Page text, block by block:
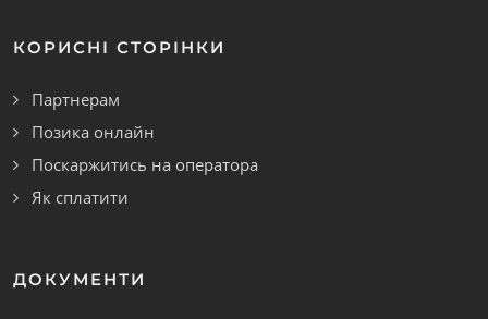
КОРИСНІ СТОРІНКИ
Партнерам
Позика онлайн
Поскаржитись на оператора
Як сплатити
ДОКУМЕНТИ